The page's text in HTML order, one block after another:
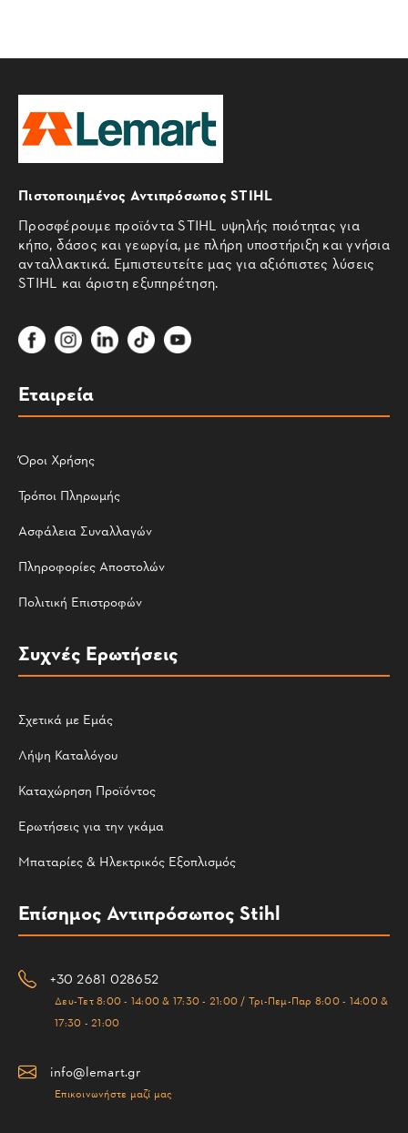
Πιστοποιημένος Αντιπρόσωπος STIHL
Προσφέρουμε προϊόντα STIHL υψηλής ποιότητας για
κήπο, δάσος και γεωργία, με πλήρη υποστήριξη και γνήσια
ανταλλακτικά. Εμπιστευτείτε μας για αξιόπιστες λύσεις
STIHL και άριστη εξυπηρέτηση.
Εταιρεία
Όροι Χρήσης
Τρόποι Πληρωμής
Ασφάλεια Συναλλαγών
Πληροφορίες Αποστολών
Πολιτική Επιστροφών
Συχνές Ερωτήσεις
Σχετικά με Εμάς
Λήψη Καταλόγου
Καταχώρηση Προϊόντος
Ερωτήσεις για την γκάμα
Μπαταρίες & Ηλεκτρικός Εξοπλισμός
Επίσημος Αντιπρόσωπος Stihl
+30 2681 028652
Δευ-Τετ 8:00 - 14:00 & 17:30 - 21:00 / Τρι-Πεμ-Παρ 8:00 - 14:00 &
17:30 - 21:00
info@lemart.gr
Επικοινωνήστε μαζί μας